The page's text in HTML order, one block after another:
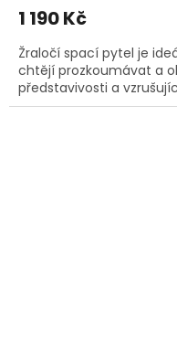
1 190 Kč
Žraločí spací pytel je
chtějí prozkoumávat a
představivosti a